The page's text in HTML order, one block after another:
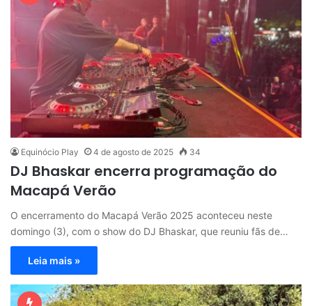
Equinócio Play 4 de agosto de 2025 34
DJ Bhaskar encerra programação do
Macapá Verão
O encerramento do Macapá Verão 2025 aconteceu neste
domingo (3), com o show do DJ Bhaskar, que reuniu fãs de…
Leia mais »